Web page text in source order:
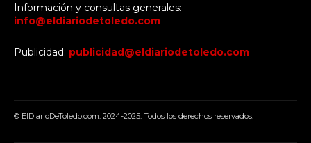
Información y consultas generales:
info@eldiariodetoledo.com
Publicidad: publicidad@eldiariodetoledo.com
© ElDiarioDeToledo.com. 2024-2025. Todos los derechos reservados.